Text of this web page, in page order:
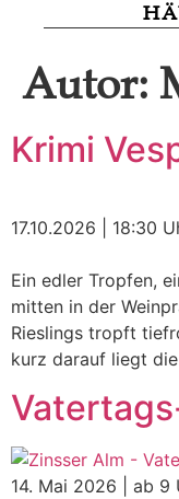
Autor:
Krimi
17.10.2026 | 18:30
Ein edler Tropfen,
mitten in der
Rieslings tropft
kurz darauf liegt
14. Mai 2026 | ab 9